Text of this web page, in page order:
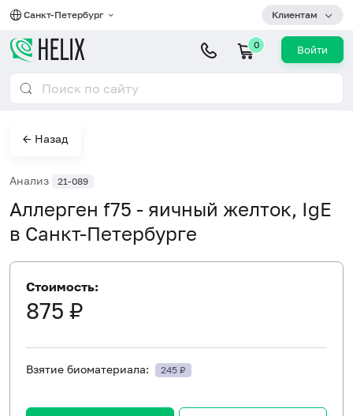
Санкт-Петербург Клиентам
0 Войти
← Назад
Анализ 21-089
Аллерген f75 - яичный желток, IgE
в Санкт-Петербурге
Стоимость:
875 ₽
Взятие биоматериала: 245 ₽